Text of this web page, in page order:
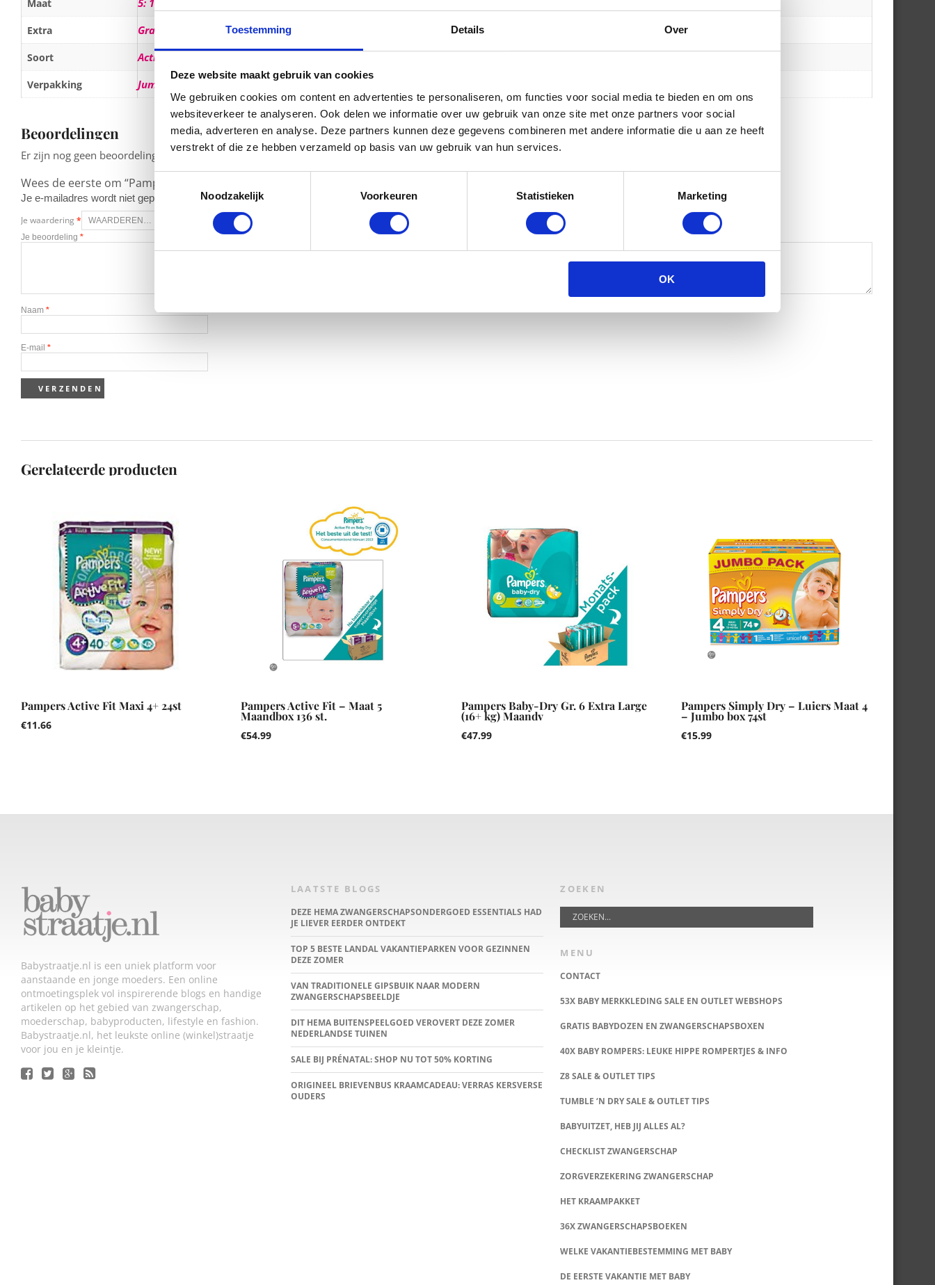
Toestemming Details Over
Deze website maakt gebruik van cookies
We gebruiken cookies om content en advertenties te personaliseren, om functies voor social media te bieden en om ons
websiteverkeer te analyseren. Ook delen we informatie over uw gebruik van onze site met onze partners voor social
media, adverteren en analyse. Deze partners kunnen deze gegevens combineren met andere informatie die u aan ze heeft
verstrekt of die ze hebben verzameld op basis van uw gebruik van hun services.
Toestemmingsselectie
Noodzakelijk
Voorkeuren Statistieken Marketing
OK
Maat
Extra Gratis verzending
Soort Active Fit
Verpakking Jumbo pack
Beoordelingen
Er zijn nog geen beoordelingen.
Wees de eerste om “Pampers Active Fit Maat 5 Jumbopak 48 stuks” te beoordelen
Je e-mailadres wordt niet gepubliceerd. Vereiste velden zijn gemarkeerd met*
Je waardering *
Je beoordeling *
Naam *
E-mail *
Gerelateerde producten
Pampers Active Fit Maxi 4+ 24st
€11.66
Pampers Active Fit – Maat 5
Maandbox 136 st.
€54.99
Pampers Baby-Dry Gr. 6 Extra Large
(16+ kg) Maandv
€47.99
Pampers Simply Dry – Luiers Maat 4
– Jumbo box 74st
€15.99
Babystraatje.nl is een uniek platform voor
aanstaande en jonge moeders. Een online
ontmoetingsplek vol inspirerende blogs en handige
artikelen op het gebied van zwangerschap,
moederschap, babyproducten, lifestyle en fashion.
Babystraatje.nl, het leukste online (winkel)straatje
voor jou en je kleintje.
LAATSTE BLOGS
DEZE HEMA ZWANGERSCHAPSONDERGOED ESSENTIALS HAD
JE LIEVER EERDER ONTDEKT
TOP 5 BESTE LANDAL VAKANTIEPARKEN VOOR GEZINNEN
DEZE ZOMER
VAN TRADITIONELE GIPSBUIK NAAR MODERN
ZWANGERSCHAPSBEELDJE
DIT HEMA BUITENSPEELGOED VEROVERT DEZE ZOMER
NEDERLANDSE TUINEN
SALE BIJ PRÉNATAL: SHOP NU TOT 50% KORTING
ORIGINEEL BRIEVENBUS KRAAMCADEAU: VERRAS KERSVERSE
OUDERS
ZOEKEN
MENU
CONTACT
53X BABY MERKKLEDING SALE EN OUTLET WEBSHOPS
GRATIS BABYDOZEN EN ZWANGERSCHAPSBOXEN
40X BABY ROMPERS: LEUKE HIPPE ROMPERTJES & INFO
Z8 SALE & OUTLET TIPS
TUMBLE ‘N DRY SALE & OUTLET TIPS
BABYUITZET, HEB JIJ ALLES AL?
CHECKLIST ZWANGERSCHAP
ZORGVERZEKERING ZWANGERSCHAP
HET KRAAMPAKKET
36X ZWANGERSCHAPSBOEKEN
WELKE VAKANTIEBESTEMMING MET BABY
DE EERSTE VAKANTIE MET BABY